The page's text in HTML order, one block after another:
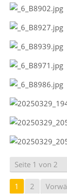
Seite 1 von 2
1 2